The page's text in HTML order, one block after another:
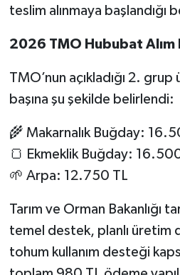
teslim alınmaya başlandığı
2026 TMO Hububat Alım
TMO’nun açıkladığı 2. grup
başına şu şekilde belirlendi:
🌾 Makarnalık Buğday:
🍞 Ekmeklik Buğday:
🌱 Arpa: 12.750 TL
Tarım ve Orman Bakanlığı
temel destek, planlı üretim
tohum kullanım desteği